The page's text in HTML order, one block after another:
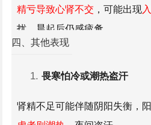
精亏导致心肾不交 ，可能出现
扰，晨起后仍感疲惫。
低落、缺乏动力。
四、其他表现
畏寒怕冷或潮热盗汗
肾精不足可能伴随阴阳失衡，